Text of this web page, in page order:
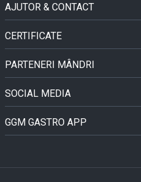
AJUTOR & CONTACT
CERTIFICATE
PARTENERI MÂNDRI
SOCIAL MEDIA
GGM GASTRO APP